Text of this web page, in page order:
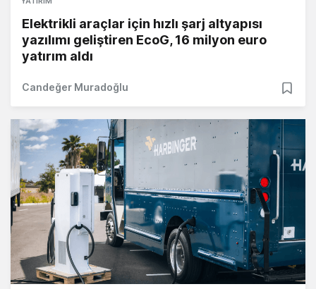
Elektrikli araçlar için hızlı şarj altyapısı
yazılımı geliştiren EcoG, 16 milyon euro
yatırım aldı
Candeğer Muradoğlu